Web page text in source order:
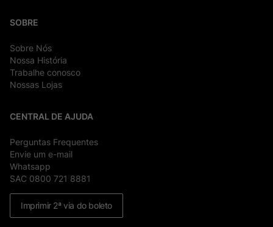
SOBRE
Sobre Nós
Nossa História
Trabalhe conosco
Nossas Lojas
CENTRAL DE AJUDA
Perguntas Frequentes
Envie um e-mail
Whatsapp
SAC 0800 721 8881
Imprimir 2ª via do boleto